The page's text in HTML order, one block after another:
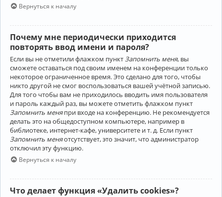
Вернуться к началу
Почему мне периодически приходится
повторять ввод имени и пароля?
Если вы не отметили флажком пунктЗапомнить меня, вы
сможете оставаться под своим именем на конференции только
некоторое ограниченное время. Это сделано для того, чтобы
никто другой не смог воспользоваться вашей учётной записью.
Для того чтобы вам не приходилось вводить имя пользователя
и пароль каждый раз, вы можете отметить флажком пункт
Запомнить меняпри входе на конференцию. Не рекомендуется
делать это на общедоступном компьютере, например в
библиотеке, интернет-кафе, университете и т. д. Если пункт
Запомнить меняотсутствует, это значит, что администратор
отключил эту функцию.
Вернуться к началу
Что делает функция «Удалить cookies»?